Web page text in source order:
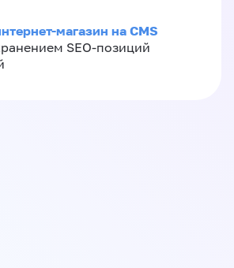
магазин на CMS
SEO-позиций